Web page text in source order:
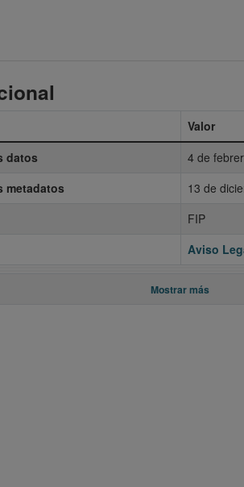
Valor
datos
4 de
metadatos
13 de
FIP
Aviso
Mostrar más